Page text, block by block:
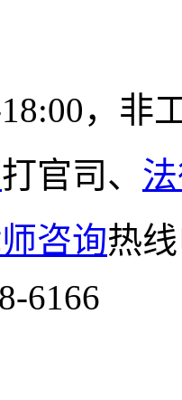
18:00，非
打官司、
咨询热
6166